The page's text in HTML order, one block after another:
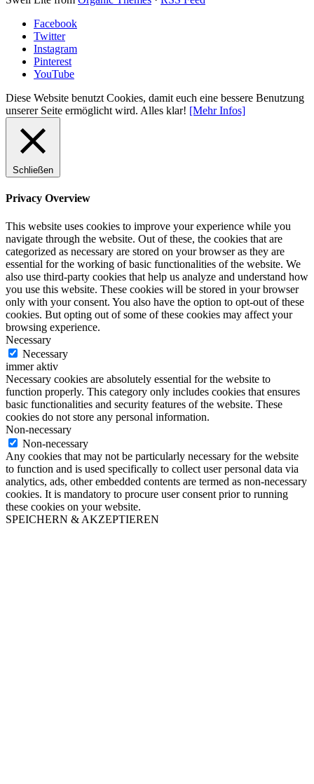
Facebook
Twitter
Instagram
Pinterest
YouTube
Diese Website benutzt Cookies, damit euch eine bessere Benutzung
unserer Seite ermöglicht wird. Alles klar! [Mehr Infos]
Schließen
Privacy Overview
This website uses cookies to improve your experience while you
navigate through the website. Out of these, the cookies that are
categorized as necessary are stored on your browser as they are
essential for the working of basic functionalities of the website. We
also use third-party cookies that help us analyze and understand how
you use this website. These cookies will be stored in your browser
only with your consent. You also have the option to opt-out of these
cookies. But opting out of some of these cookies may affect your
browsing experience.
Necessary
Necessary
immer aktiv
Necessary cookies are absolutely essential for the website to
function properly. This category only includes cookies that ensures
basic functionalities and security features of the website. These
cookies do not store any personal information.
Non-necessary
Non-necessary
Any cookies that may not be particularly necessary for the website
to function and is used specifically to collect user personal data via
analytics, ads, other embedded contents are termed as non-necessary
cookies. It is mandatory to procure user consent prior to running
these cookies on your website.
SPEICHERN & AKZEPTIEREN